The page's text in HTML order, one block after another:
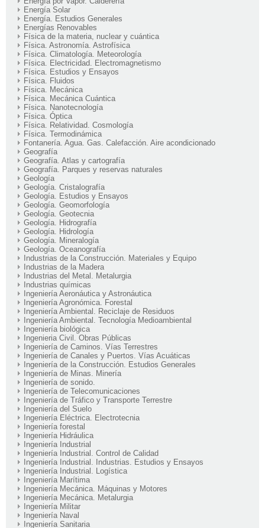
Energía Solar
Energía. Estudios Generales
Energías Renovables
Física de la materia, nuclear y cuántica
Física. Astronomía. Astrofísica
Física. Climatología. Meteorología
Física. Electricidad. Electromagnetismo
Física. Estudios y Ensayos
Física. Fluidos
Física. Mecánica
Física. Mecánica Cuántica
Física. Nanotecnología
Física. Óptica
Física. Relatividad. Cosmología
Física. Termodinámica
Fontanería. Agua. Gas. Calefacción. Aire acondicionado
Geografía
Geografía. Atlas y cartografía
Geografía. Parques y reservas naturales
Geología
Geología. Cristalografía
Geología. Estudios y Ensayos
Geología. Geomorfología
Geología. Geotecnia
Geología. Hidrografía
Geología. Hidrología
Geología. Mineralogía
Geología. Oceanografía
Industrias de la Construcción. Materiales y Equipo
Industrias de la Madera
Industrias del Metal. Metalurgia
Industrias químicas
Ingeniería Aeronáutica y Astronáutica
Ingeniería Agronómica. Forestal
Ingeniería Ambiental. Reciclaje de Residuos
Ingeniería Ambiental. Tecnología Medioambiental
Ingeniería biológica
Ingenieria Civil. Obras Públicas
Ingeniería de Caminos. Vías Terrestres
Ingeniería de Canales y Puertos. Vías Acuáticas
Ingeniería de la Construcción. Estudios Generales
Ingeniería de Minas. Minería
Ingeniería de sonido.
Ingeniería de Telecomunicaciones
Ingeniería de Tráfico y Transporte Terrestre
Ingeniería del Suelo
Ingeniería Eléctrica. Electrotecnia
Ingeniería forestal
Ingeniería Hidráulica
Ingeniería Industrial
Ingeniería Industrial. Control de Calidad
Ingeniería Industrial. Industrias. Estudios y Ensayos
Ingeniería Industrial. Logística
Ingeniería Marítima
Ingeniería Mecánica. Máquinas y Motores
Ingeniería Mecánica. Metalurgia
Ingeniería Militar
Ingeniería Naval
Ingeniería Sanitaria